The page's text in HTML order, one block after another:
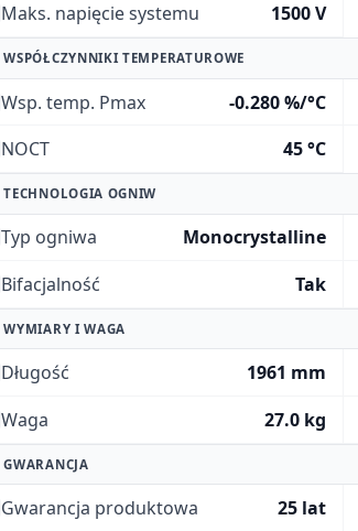
Maks. napięcie systemu
1500 V
WSPÓŁCZYNNIKI TEMPERATUROWE
Wsp. temp. Pmax -0.280 %/°C
NOCT
45 °C
TECHNOLOGIA OGNIW
Typ ogniwa Monocrystalline
Bifacjalność
Tak
WYMIARY I WAGA
Długość 1961 mm
Waga
27.0 kg
GWARANCJA
Gwarancja produktowa 25 lat